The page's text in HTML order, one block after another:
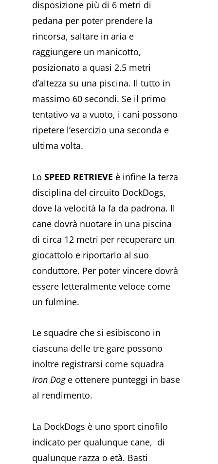
disposizione più di 6 metri di
pedana per poter prendere la
rincorsa, saltare in aria e
raggiungere un manicotto,
posizionato a quasi 2.5 metri
d’altezza su una piscina. Il tutto in
massimo 60 secondi. Se il primo
tentativo va a vuoto, i cani possono
ripetere l’esercizio una seconda e
ultima volta.
LoSPEED RETRIEVE è infine la terza
disciplina del circuito DockDogs,
dove la velocità la fa da padrona. Il
cane dovrà nuotare in una piscina
di circa 12 metri per recuperare un
giocattolo e riportarlo al suo
conduttore. Per poter vincere dovrà
essere letteralmente veloce come
un fulmine.
Le squadre che si esibiscono in
ciascuna delle tre gare possono
inoltre registrarsi come squadra
Iron Doge ottenere punteggi in base
al rendimento.
La DockDogs è uno sport cinofilo
indicato per qualunque cane, di
qualunque razza o età. Basti